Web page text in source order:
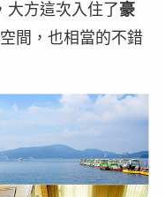
大方這次入住了豪
間，也相當的不錯